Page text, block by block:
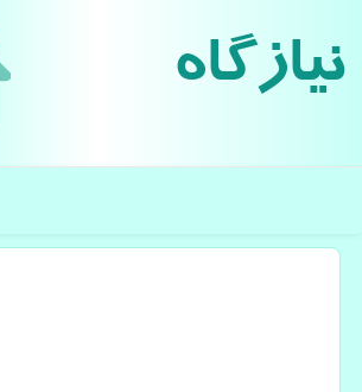
نیازگاه